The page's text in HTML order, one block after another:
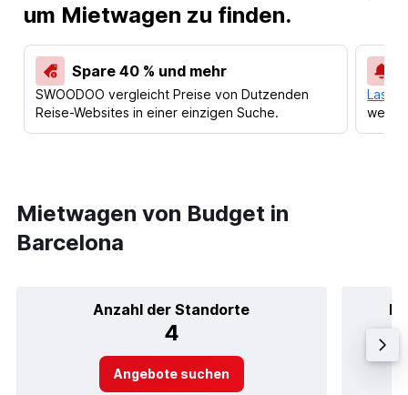
um Mietwagen zu finden.
Spare 40 % und mehr
SWOODOO vergleicht Preise von Dutzenden
Reise-Websites in einer einzigen Suche.
Lass
Mietwagen von Budget in
Barcelona
Anzahl der Standorte
4
Angebote suchen